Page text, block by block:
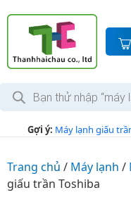
c
T
m
i Gợi ý: Máy lạnh giấu
Trang chủ / Máy lạnh /
giấu trần Toshiba